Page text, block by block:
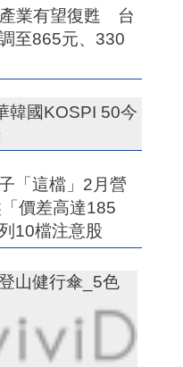
業有望復甦 台
至865元、330
韓國KOSPI 50今
「這檔」2月營
價差高達185
10檔注意股
山健行傘_5色